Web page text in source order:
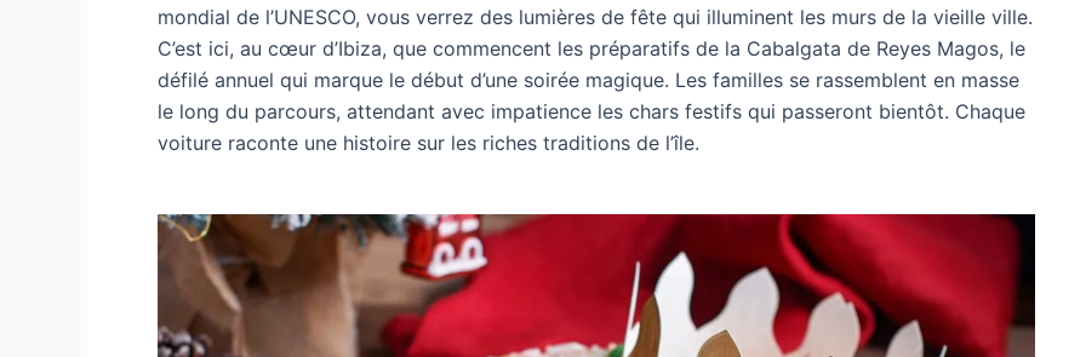
mondial de l’UNESCO, vous verrez des lumières de fête qui illuminent les murs de la vieille ville.
C’est ici, au cœur d’Ibiza, que commencent les préparatifs de la Cabalgata de Reyes Magos, le
défilé annuel qui marque le début d’une soirée magique. Les familles se rassemblent en masse
le long du parcours, attendant avec impatience les chars festifs qui passeront bientôt. Chaque
voiture raconte une histoire sur les riches traditions de l’île.